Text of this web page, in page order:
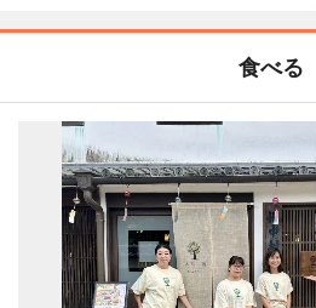
食べる